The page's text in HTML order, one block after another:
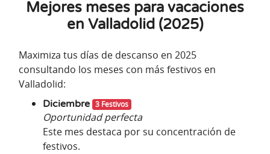
Mejores meses para vacaciones
en Valladolid (2025)
Maximiza tus días de descanso en 2025
consultando los meses con más festivos en
Valladolid:
Diciembre 3 Festivos
Oportunidad perfecta
Este mes destaca por su concentración de
festivos.